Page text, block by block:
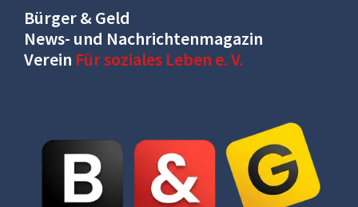
Bürger & Geld
News- und Nachrichtenmagazin
Verein Für soziales Leben e. V.